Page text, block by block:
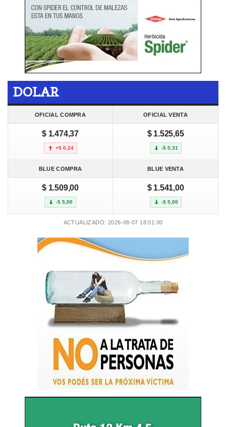
DOLAR
OFICIAL COMPRA OFICIAL VENTA
$ 1.474,37
+$ 0,24
$ 1.525,65
-$ 0,31
BLUE COMPRA BLUE VENTA
$ 1.509,00
-$ 5,00
$ 1.541,00
-$ 5,00
ACTUALIZADO: 2026-08-07 18:01:00